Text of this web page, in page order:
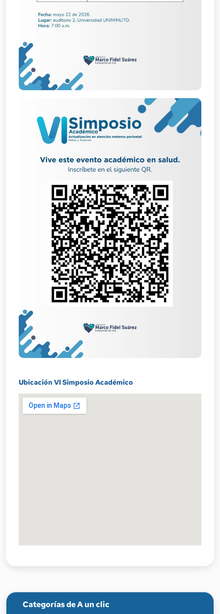
Ubicación VI Simposio Académico
Categorías de A un clic